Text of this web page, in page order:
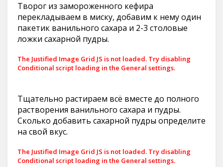
Творог из замороженного кефира
перекладываем в миску, добавим к нему один
пакетик ванильного сахара и 2-3 столовые
ложки сахарной пудры.
The Justified Image Grid JS is not loaded. Try disabling
Conditional script loading in the General settings.
Тщательно растираем всё вместе до полного
растворения ванильного сахара и пудры.
Сколько добавить сахарной пудры определите
на свой вкус.
The Justified Image Grid JS is not loaded. Try disabling
Conditional script loading in the General settings.